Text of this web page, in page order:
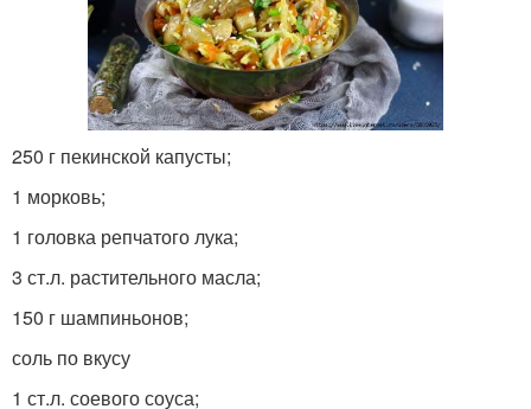
250 г пекинской капусты;
1 морковь;
1 головка репчатого лука;
3 ст.л. растительного масла;
150 г шампиньонов;
соль по вкусу
1 ст.л. соевого соуса;